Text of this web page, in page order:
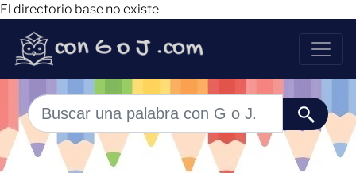
El directorio base no existe